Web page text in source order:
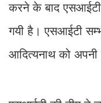
करने के बाद
गयी है। एसआईटी
आदित्यनाथ को अपनी